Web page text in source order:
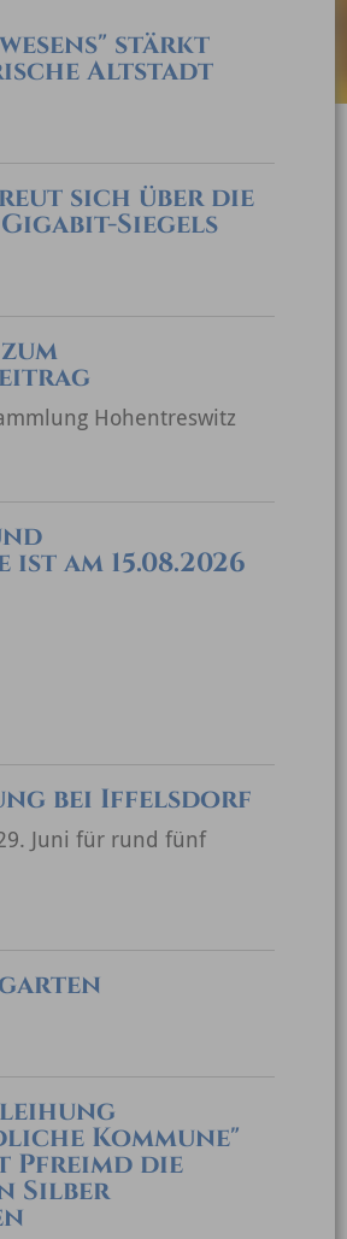
stärkt
Altstadt
sich über die
Siegels
Hohentreswitz
am 15.08.2026
bei Iffelsdorf
Juni für rund fünf
Kommune"
Pfreimd die
Silber